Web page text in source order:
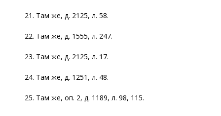
21. Там же, д. 2125, л. 58.
22. Там же, д. 1555, л. 247.
23. Там же, д. 2125, л. 17.
24. Там же, д. 1251, л. 48.
25. Там же, оп. 2, д. 1189, л. 98, 115.